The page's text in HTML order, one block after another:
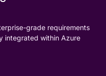
grade requirements
integrated within Azure